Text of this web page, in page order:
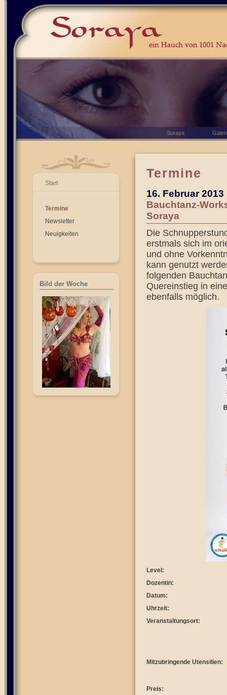
Start
Termine
Newsletter
Neuigkeiten
Bild der Woche
Termine
16. Februar 2013
Bauchtanz-
Soraya
Die
erstmals sich im
und ohne
kann genutzt
folgenden
Quereinstieg in
ebenfalls möglich.
Level:
Dozentin:
Datum:
Uhrzeit:
Veranstaltungsort:
Mitzubringende Utensilien:
Preis:
Soraya